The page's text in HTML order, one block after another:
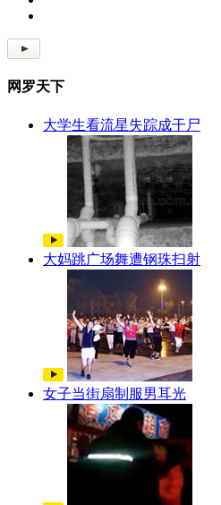
网罗天下
大学生看流星失踪成干尸
大妈跳广场舞遭钢珠扫射
女子当街扇制服男耳光